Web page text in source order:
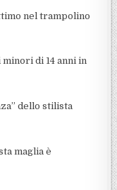
nel trampolino
di 14 anni in
dello stilista
maglia è